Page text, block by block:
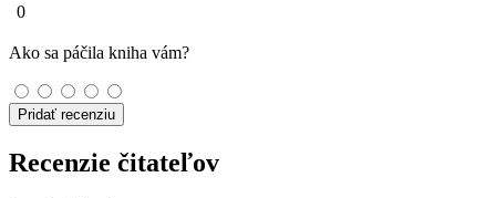
0
Ako sa páčila kniha vám?
Pridať recenziu
Recenzie čitateľov